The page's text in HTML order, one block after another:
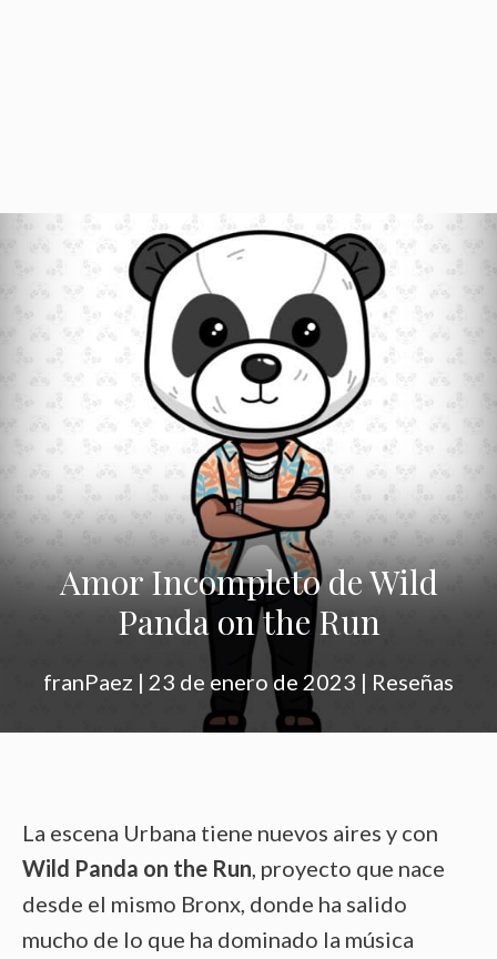
Amor Incompleto de Wild
Panda on the Run
franPaez | 23 de enero de 2023 | Reseñas
La escena Urbana tiene nuevos aires y con
Wild Panda on the Run, proyecto que nace
desde el mismo Bronx, donde ha salido
mucho de lo que ha dominado la música